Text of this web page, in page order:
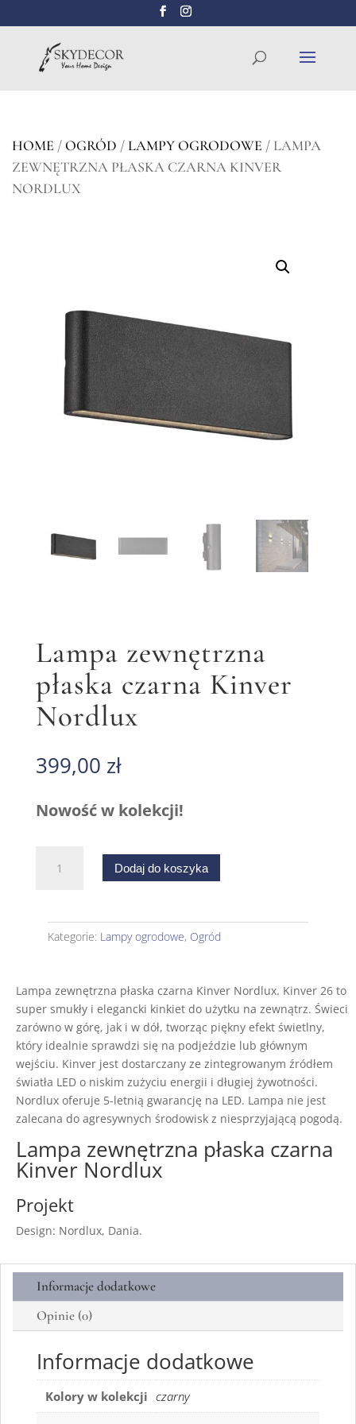
HOME /OGRÓD /LAMPY OGRODOWE / LAMPA
ZEWNĘTRZNA PŁASKA CZARNA KINVER
NORDLUX
Lampa zewnętrzna
płaska czarna Kinver
Nordlux
399,00 zł
Nowość w kolekcji!
Lampa
Dodaj do koszyka
Kategorie: Lampy ogrodowe, Ogród
Lampa zewnętrzna płaska czarna Kinver Nordlux. Kinver 26 to
super smukły i elegancki kinkiet do użytku na zewnątrz. Świeci
zarówno w górę, jak i w dół, tworząc piękny efekt świetlny,
który idealnie sprawdzi się na podjeździe lub głównym
wejściu. Kinver jest dostarczany ze zintegrowanym źródłem
światła LED o niskim zużyciu energii i długiej żywotności.
Nordlux oferuje 5-letnią gwarancję na LED. Lampa nie jest
zalecana do agresywnych środowisk z niesprzyjającą pogodą.
Lampa zewnętrzna płaska czarna
Kinver Nordlux
Projekt
Design: Nordlux, Dania.
Informacje dodatkowe
Opinie (0)
Informacje dodatkowe
Kolory w kolekcji czarny